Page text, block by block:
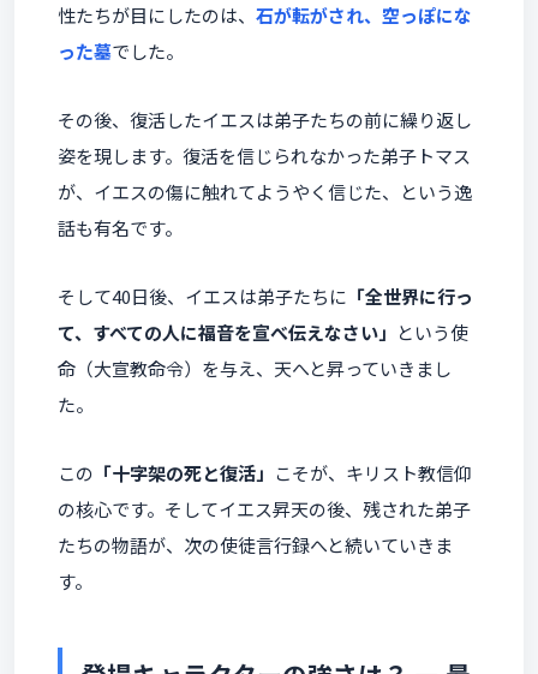
性たちが目にしたのは、 石が転がされ、空っぽにな
った墓でした。
その後、復活したイエスは弟子たちの前に繰り返し
姿を現します。復活を信じられなかった弟子トマス
が、イエスの傷に触れてようやく信じた、という逸
話も有名です。
そして40日後、イエスは弟子たちに 「全世界に行っ
て、すべての人に福音を宣べ伝えなさい」 という使
命（大宣教命令）を与え、天へと昇っていきまし
た。
この 「十字架の死と復活」 こそが、キリスト教信仰
の核心です。そしてイエス昇天の後、残された弟子
たちの物語が、次の使徒言行録へと続いていきま
す。